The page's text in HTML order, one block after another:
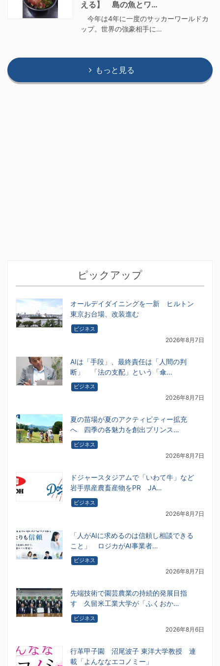
える】 島の魚とワ…
今年は4年に一度のサッカーワールドカ
ップ。世界の強豪相手に…
もっと見る
ピックアップ
オールデイダイニングを一新 ヒルトン
東京お台場、改装進む
ビジネス
2026年8月7日
AIは「手段」、最終責任は「人間の判
断」 「法の支配」という「傘…
ビジネス
2026年8月7日
夏の苗場が夏のアクティビティー拡充
へ 四季の各魅力を創出プリンス…
ビジネス
2026年8月7日
ドジャースタジアムで「いわて牛」など
岩手県産農畜産物をPR JA…
ビジネス
2026年8月7日
「人がAIに求めるのは信頼し相談できる
こと」 ロジカがAI事業者…
ビジネス
2026年8月7日
先端技術で園芸農業の持続的発展目指
す 久留米工業大学が「ふくおか…
ビジネス
2026年8月6日
行革甲子園 沼尾波子 東洋大学教授 連
載「よんななエコノミー」